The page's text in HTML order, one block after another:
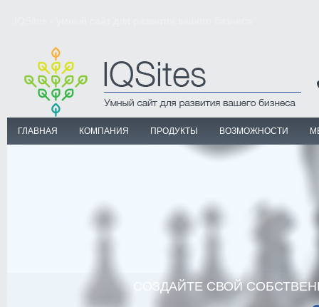
ГЛАВНАЯ КОМПАНИЯ ПРОДУКТЫ ВОЗМОЖНОСТИ
САМЫЕ СЛОЖНЫЕ МЕХАНИЗМЫ